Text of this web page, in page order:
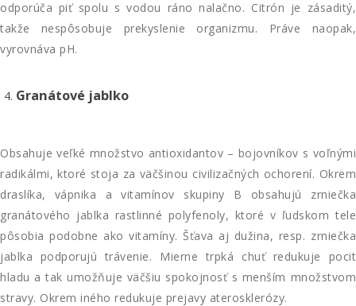
odporúča piť spolu s vodou ráno nalačno. Citrón je zásaditý,
takže nespôsobuje prekyslenie organizmu. Práve naopak,
vyrovnáva pH.
Granátové jablko
Obsahuje veľké množstvo antioxidantov – bojovníkov s voľnými
radikálmi, ktoré stoja za väčšinou civilizačných ochorení. Okrem
draslíka, vápnika a vitamínov skupiny B obsahujú zrniečka
granátového jablka rastlinné polyfenoly, ktoré v ľudskom tele
pôsobia podobne ako vitamíny. Šťava aj dužina, resp. zrniečka
jablka podporujú trávenie. Mierne trpká chuť redukuje pocit
hladu a tak umožňuje väčšiu spokojnosť s menším množstvom
stravy. Okrem iného redukuje prejavy aterosklerózy.